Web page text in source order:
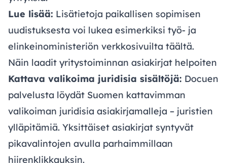
Lue lisää: Lisätietoja paikallisen sopimisen
uudistuksesta voi lukea esimerkiksi työ- ja
elinkeinoministeriön verkkosivuilta täältä.
Näin laadit yritystoiminnan asiakirjat helpoiten
Kattava valikoima juridisia sisältöjä: Docuen
palvelusta löydät Suomen kattavimman
valikoiman juridisia asiakirjamalleja – juristien
ylläpitämiä. Yksittäiset asiakirjat syntyvät
pikavalintojen avulla parhaimmillaan
hiirenklikkauksin.